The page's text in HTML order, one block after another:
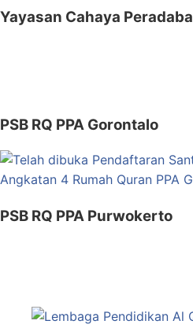
Yayasan Cahaya
PSB RQ PPA Gorontalo
PSB RQ PPA Purwokerto